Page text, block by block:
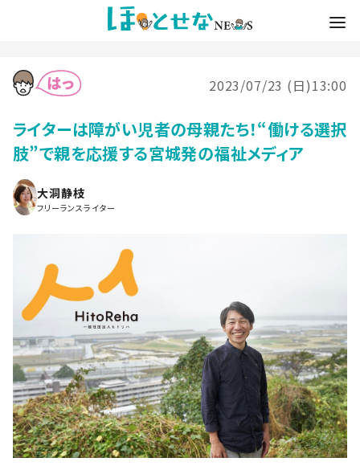
2023/07/23 (日)13:00
ライターは障がい児者の母親たち！“働ける選択
肢”で親を応援する宮城発の福祉メディア
大洞静枝
フリーランスライター